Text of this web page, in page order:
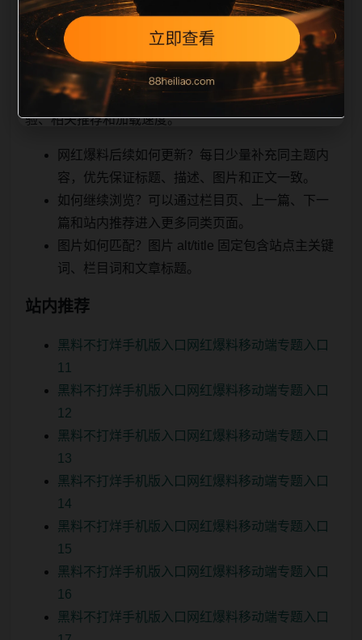
用户顺着栏目继续浏览。同站连续更新时避免重复标题
和重复首段，优先补充不同关键词、不同栏目词和不同
问题角度。栏目页则保留清晰入口，方便后续专题自动
归集。发布后按真实浏览器复查首屏、图片、跳转体
验、相关推荐和加载速度。
网红爆料后续如何更新？每日少量补充同主题内
容，优先保证标题、描述、图片和正文一致。
如何继续浏览？可以通过栏目页、上一篇、下一
篇和站内推荐进入更多同类页面。
图片如何匹配？图片 alt/title 固定包含站点主关键
词、栏目词和文章标题。
站内推荐
黑料不打烊手机版入口网红爆料移动端专题入口
11
黑料不打烊手机版入口网红爆料移动端专题入口
12
黑料不打烊手机版入口网红爆料移动端专题入口
13
黑料不打烊手机版入口网红爆料移动端专题入口
14
黑料不打烊手机版入口网红爆料移动端专题入口
15
黑料不打烊手机版入口网红爆料移动端专题入口
16
黑料不打烊手机版入口网红爆料移动端专题入口